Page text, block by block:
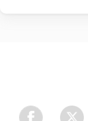
Facebook Twitter